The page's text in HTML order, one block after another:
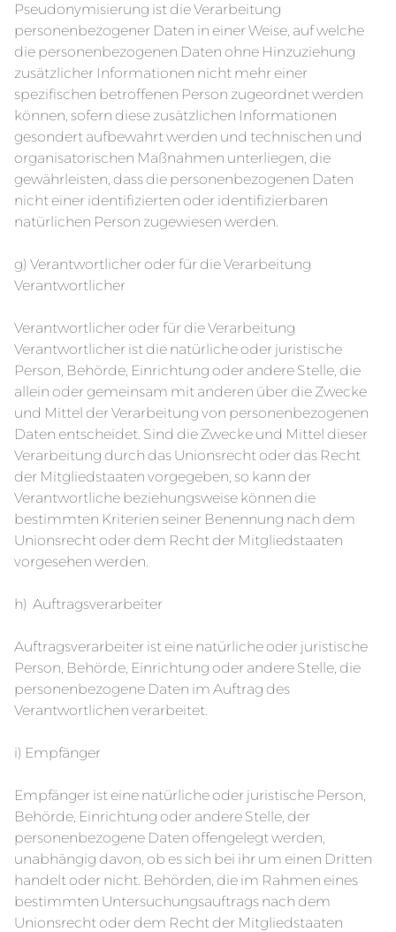
Pseudonymisierung ist die Verarbeitung
personenbezogener Daten in einer Weise, auf welche
die personenbezogenen Daten ohne Hinzuziehung
zusätzlicher Informationen nicht mehr einer
spezifischen betroffenen Person zugeordnet werden
können, sofern diese zusätzlichen Informationen
gesondert aufbewahrt werden und technischen und
organisatorischen Maßnahmen unterliegen, die
gewährleisten, dass die personenbezogenen Daten
nicht einer identifizierten oder identifizierbaren
natürlichen Person zugewiesen werden.
g) Verantwortlicher oder für die Verarbeitung
Verantwortlicher
Verantwortlicher oder für die Verarbeitung
Verantwortlicher ist die natürliche oder juristische
Person, Behörde, Einrichtung oder andere Stelle, die
allein oder gemeinsam mit anderen über die Zwecke
und Mittel der Verarbeitung von personenbezogenen
Daten entscheidet. Sind die Zwecke und Mittel dieser
Verarbeitung durch das Unionsrecht oder das Recht
der Mitgliedstaaten vorgegeben, so kann der
Verantwortliche beziehungsweise können die
bestimmten Kriterien seiner Benennung nach dem
Unionsrecht oder dem Recht der Mitgliedstaaten
vorgesehen werden.
h) Auftragsverarbeiter
Auftragsverarbeiter ist eine natürliche oder juristische
Person, Behörde, Einrichtung oder andere Stelle, die
personenbezogene Daten im Auftrag des
Verantwortlichen verarbeitet.
i) Empfänger
Empfänger ist eine natürliche oder juristische Person,
Behörde, Einrichtung oder andere Stelle, der
personenbezogene Daten offengelegt werden,
unabhängig davon, ob es sich bei ihr um einen Dritten
handelt oder nicht. Behörden, die im Rahmen eines
bestimmten Untersuchungsauftrags nach dem
Unionsrecht oder dem Recht der Mitgliedstaaten